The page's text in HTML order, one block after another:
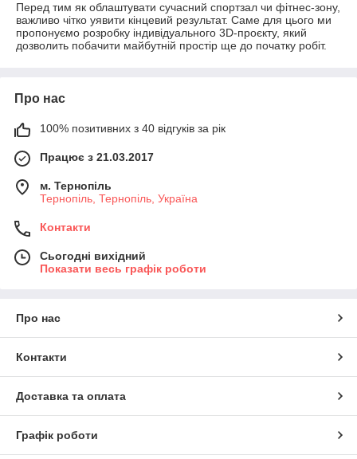
Перед тим як облаштувати сучасний спортзал чи фітнес-зону,
важливо чітко уявити кінцевий результат. Саме для цього ми
пропонуємо розробку індивідуального 3D-проєкту, який
дозволить побачити майбутній простір ще до початку робіт.
Про нас
100% позитивних з 40 відгуків за рік
Працює з 21.03.2017
м. Тернопіль
Тернопіль, Тернопіль, Україна
Контакти
Сьогодні вихідний
Показати весь графік роботи
Про нас
Контакти
Доставка та оплата
Графік роботи